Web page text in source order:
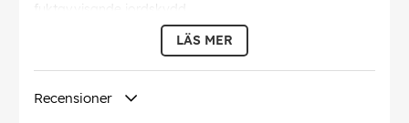
fuktavvisande jordskydd
Liten, lätt och ergonomisk och extremt enkel att
manövrera runt i trädgården
Mångsidig rengöring i trädgården utan att störa
LÄS MER
Recensioner